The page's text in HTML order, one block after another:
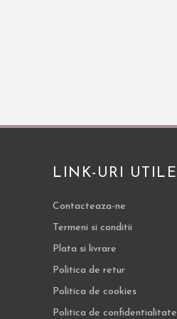
LINK-URI UTILE
Contacteaza-ne
Termeni si conditii
Plata si livrare
Politica de retur
Politica de cookies
Politica de confidentialitate